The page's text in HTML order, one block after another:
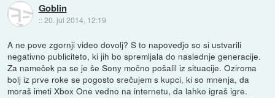
Goblin
::20. jul 2014, 12:19
A ne pove zgornji video dovolj? S to napovedjo so si ustvarili
negativno publiciteto, ki jih bo spremljala do naslednje generacije.
Za nameček pa se je še Sony močno pošalil iz situacije. Oziroma
bolj iz prve roke se pogosto srečujem s kupci, ki so mnenja, da
moraš imeti Xbox One vedno na internetu, da lahko igraš igre.